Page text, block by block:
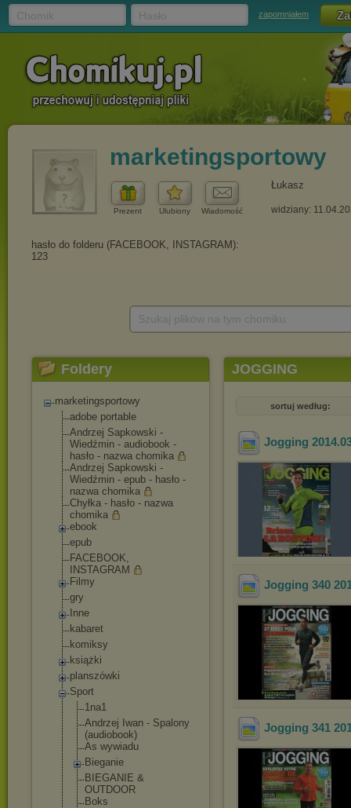
zapomniałem
marketingsportowy
Prezent Ulubiony Wiadomość
Łukasz
widziany:
Foldery
marketingsportowy
adobe portable
Andrzej Sapkowski -
Wiedźmin - audiobook -
hasło - nazwa chomika
Andrzej Sapkowski -
Wiedźmin - epub - hasło -
nazwa chomika
Chyłka - hasło - nazwa
chomika
ebook
epub
FACEBOOK,
INSTAGRAM
Filmy
gry
Inne
kabaret
komiksy
książki
planszówki
Sport
1na1
Andrzej Iwan - Spalony
(audiobook)
As wywiadu
Bieganie
BIEGANIE &
OUTDOOR
Boks
JOGGING
sortuj według:
Jogging
Jogging 340
Jogging 341